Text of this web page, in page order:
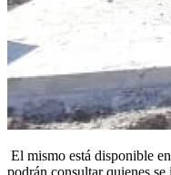
El mismo está disponible
podrán consultar quienes